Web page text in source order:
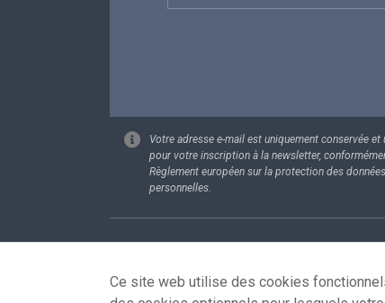
Votre adresse e-mail est uniquement conservée et
pour votre inscription à la newsletter,
Règlement européen sur la protection des données
personnelles.
Ce site web utilise des cookies